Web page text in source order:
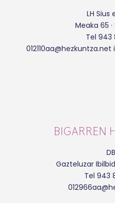
LH Sius
Meaka 65
Tel 943
BIGARREN
Gazteluzar
Tel 943